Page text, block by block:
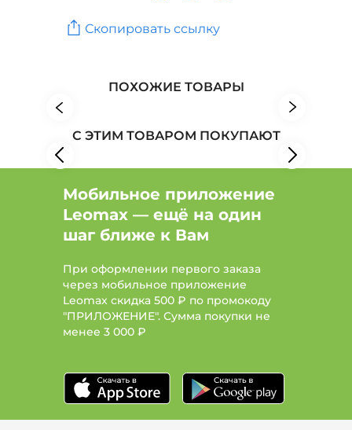
Платья, туники: Стиль платье-рубашка, Сезон
Женская одежда: Бренд New fashion
Женская одежда: Бренд Poem
Скопировать ссылку
ПОХОЖИЕ ТОВАРЫ
С ЭТИМ ТОВАРОМ ПОКУПАЮТ
Мобильное приложение
Leomax — ещё на один
шаг ближе к Вам
При оформлении первого заказа
через мобильное приложение
Leomax скидка 500 ₽ по промокоду
"ПРИЛОЖЕНИЕ". Сумма покупки не
менее 3 000 ₽